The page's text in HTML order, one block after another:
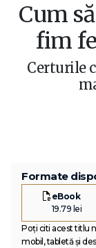
Cum
fim
Certurile
Formate
eBook
19.79 lei
Poți citi acest titlu
mobil, tabletă și